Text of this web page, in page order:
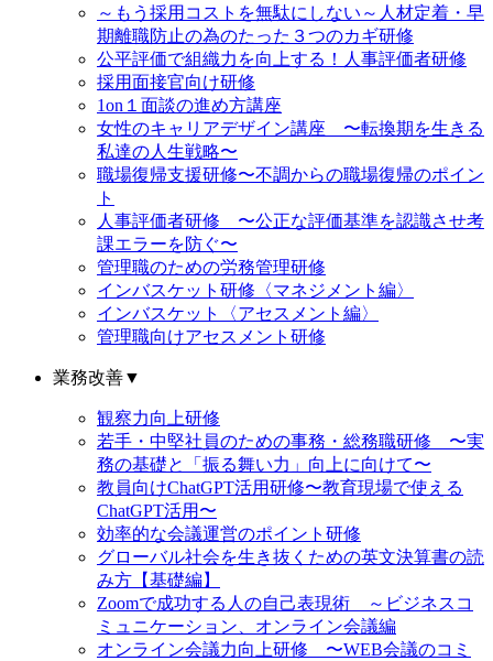
～もう採用コストを無駄にしない～人材定着・早
期離職防止の為のたった３つのカギ研修
公平評価で組織力を向上する！人事評価者研修
採用面接官向け研修
1on１面談の進め方講座
女性のキャリアデザイン講座 〜転換期を生きる
私達の人生戦略〜
職場復帰支援研修〜不調からの職場復帰のポイン
ト
人事評価者研修 〜公正な評価基準を認識させ考
課エラーを防ぐ〜
管理職のための労務管理研修
インバスケット研修〈マネジメント編〉
インバスケット〈アセスメント編〉
管理職向けアセスメント研修
業務改善▼
観察力向上研修
若手・中堅社員のための事務・総務職研修 〜実
務の基礎と「振る舞い力」向上に向けて〜
教員向けChatGPT活用研修〜教育現場で使える
ChatGPT活用〜
効率的な会議運営のポイント研修
グローバル社会を生き抜くための英文決算書の読
み方【基礎編】
Zoomで成功する人の自己表現術 ～ビジネスコ
ミュニケーション、オンライン会議編
オンライン会議力向上研修 〜WEB会議のコミ